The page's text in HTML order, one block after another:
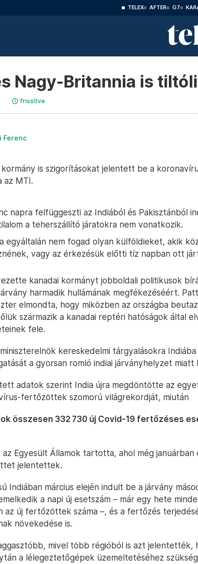
TELEX AFTER G7
Nagy-Britannia is
frissítve
Ferenc
is szigorításokat jelentett be a
az MTI.
napra felfüggeszti az Indiából és Pakisztánból
a teherszállító járatokra nem vonatkozik.
egyáltalán nem fogad olyan külföldieket, akik
vagy az érkezésük előtti tíz napban ott
kanadai kormányt jobboldali politikusok
harmadik hullámának megfékezéséért.
elmondta, hogy miközben az országba
származik a kanadai reptéri hatóságok által
fele.
kereskedelmi tárgyalásokra
a gyorsan romló indiai járványhelyzet miatt
adatok szerint India újra megdöntötte az
fertőzöttek szomorú világrekordját, miután
összesen 332 730 új Covid-19 fertőzéses
Egyesült Államok tartotta, ahol még januárban
jelentettek.
Indiában március elején indult be a járvány
a napi új esetszám – már egy hete
az új fertőzöttek száma –, és a fertőzés
növekedése is.
mivel több régióból is azt jelentették,
a lélegeztetőgépek üzemeltetéséhez